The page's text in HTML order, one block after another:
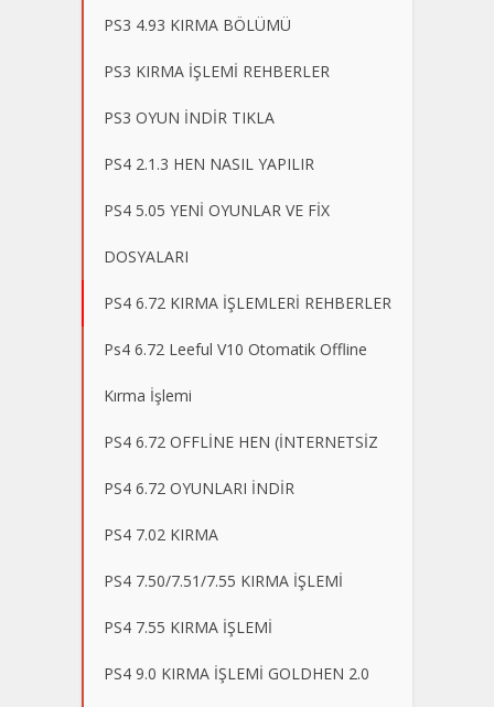
PS3 4.93 KIRMA BÖLÜMÜ
PS3 KIRMA İŞLEMİ REHBERLER
PS3 OYUN İNDİR TIKLA
PS4 2.1.3 HEN NASIL YAPILIR
PS4 5.05 YENİ OYUNLAR VE FİX
DOSYALARI
PS4 6.72 KIRMA İŞLEMLERİ REHBERLER
Ps4 6.72 Leeful V10 Otomatik Offline
Kırma İşlemi
PS4 6.72 OFFLİNE HEN (İNTERNETSİZ
PS4 6.72 OYUNLARI İNDİR
PS4 7.02 KIRMA
PS4 7.50/7.51/7.55 KIRMA İŞLEMİ
PS4 7.55 KIRMA İŞLEMİ
PS4 9.0 KIRMA İŞLEMİ GOLDHEN 2.0